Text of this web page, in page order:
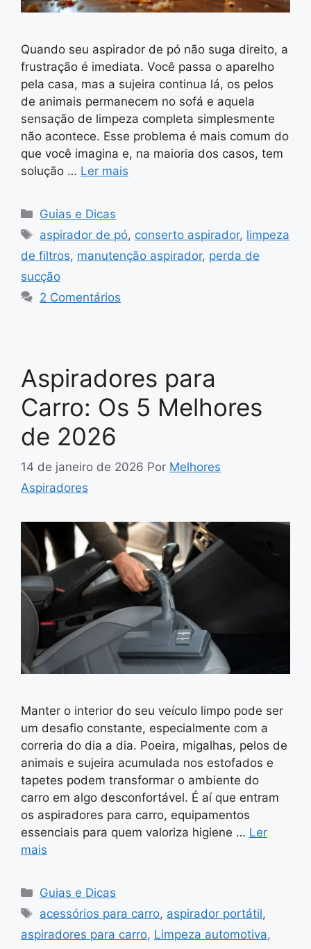
Quando seu aspirador de pó não suga direito, a
frustração é imediata. Você passa o aparelho
pela casa, mas a sujeira continua lá, os pelos
de animais permanecem no sofá e aquela
sensação de limpeza completa simplesmente
não acontece. Esse problema é mais comum do
que você imagina e, na maioria dos casos, tem
solução … Ler mais
Categorias
Guias e Dicas
Tags
aspirador de pó, conserto aspirador, limpeza
de filtros, manutenção aspirador, perda de
sucção
2 Comentários
Aspiradores para
Carro: Os 5 Melhores
de 2026
14 de janeiro de 2026 Por Melhores
Aspiradores
Manter o interior do seu veículo limpo pode ser
um desafio constante, especialmente com a
correria do dia a dia. Poeira, migalhas, pelos de
animais e sujeira acumulada nos estofados e
tapetes podem transformar o ambiente do
carro em algo desconfortável. É aí que entram
os aspiradores para carro, equipamentos
essenciais para quem valoriza higiene … Ler
mais
Categorias
Guias e Dicas
Tags
acessórios para carro, aspirador portátil,
aspiradores para carro, Limpeza automotiva,